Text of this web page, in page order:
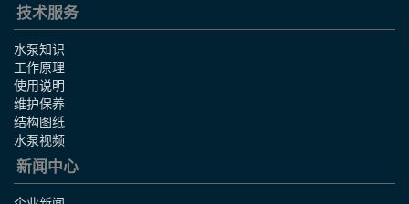
技术服务
水泵知识
工作原理
使用说明
维护保养
结构图纸
水泵视频
新闻中心